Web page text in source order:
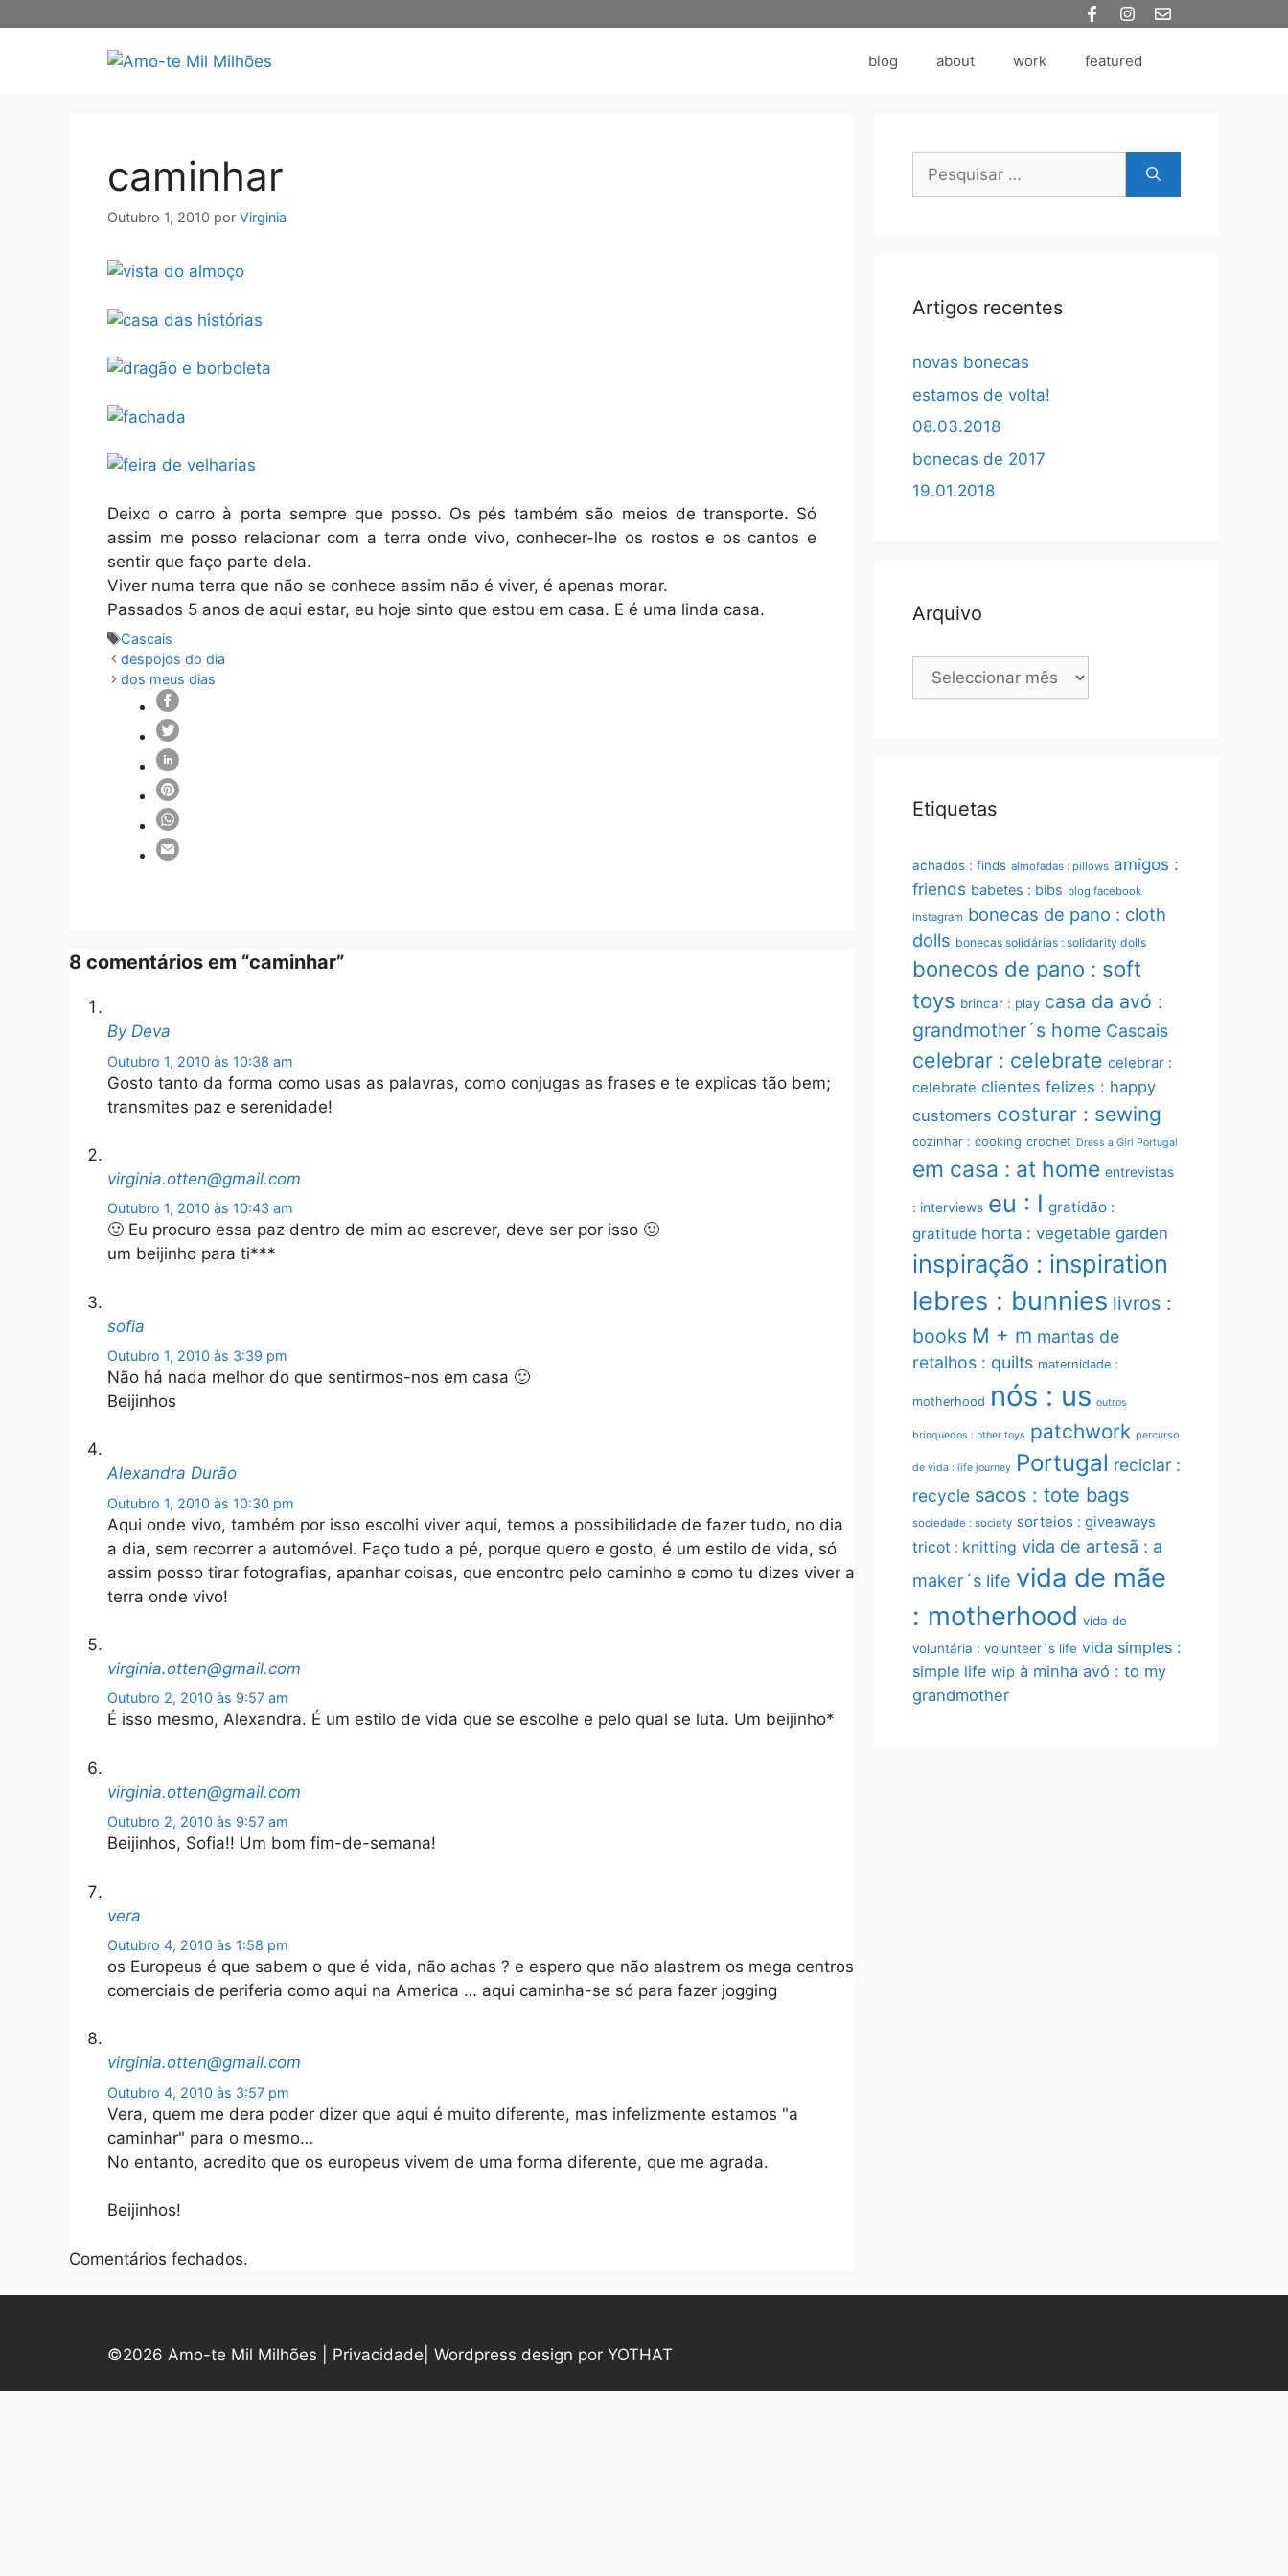
blog about work featured
caminhar
Outubro 1, 2010 por Virginia
Deixo o carro à porta sempre que posso. Os pés também são meios de transporte. Só
assim me posso relacionar com a terra onde vivo, conhecer-lhe os rostos e os cantos e
sentir que faço parte dela.
Viver numa terra que não se conhece assim não é viver, é apenas morar.
Passados 5 anos de aqui estar, eu hoje sinto que estou em casa. E é uma linda casa.
Etiquetas
Cascais
despojos do dia
dos meus dias
8 comentários em “caminhar”
By Deva
Outubro 1, 2010 às 10:38 am
Gosto tanto da forma como usas as palavras, como conjugas as frases e te explicas tão bem;
transmites paz e serenidade!
virginia.otten@gmail.com
Outubro 1, 2010 às 10:43 am
🙂 Eu procuro essa paz dentro de mim ao escrever, deve ser por isso 🙂
um beijinho para ti***
sofia
Outubro 1, 2010 às 3:39 pm
Não há nada melhor do que sentirmos-nos em casa 🙂
Beijinhos
Alexandra Durão
Outubro 1, 2010 às 10:30 pm
Aqui onde vivo, também por isso escolhi viver aqui, temos a possibilidade de fazer tudo, no dia
a dia, sem recorrer a automóvel. Faço tudo a pé, porque quero e gosto, é um estilo de vida, só
assim posso tirar fotografias, apanhar coisas, que encontro pelo caminho e como tu dizes viver a
terra onde vivo!
virginia.otten@gmail.com
Outubro 2, 2010 às 9:57 am
É isso mesmo, Alexandra. É um estilo de vida que se escolhe e pelo qual se luta. Um beijinho*
virginia.otten@gmail.com
Outubro 2, 2010 às 9:57 am
Beijinhos, Sofia!! Um bom fim-de-semana!
vera
Outubro 4, 2010 às 1:58 pm
os Europeus é que sabem o que é vida, não achas ? e espero que não alastrem os mega centros
comerciais de periferia como aqui na America … aqui caminha-se só para fazer jogging
virginia.otten@gmail.com
Outubro 4, 2010 às 3:57 pm
Vera, quem me dera poder dizer que aqui é muito diferente, mas infelizmente estamos "a
caminhar" para o mesmo…
No entanto, acredito que os europeus vivem de uma forma diferente, que me agrada.
Beijinhos!
Comentários fechados.
Pesquisar
Artigos recentes
novas bonecas
estamos de volta!
08.03.2018
bonecas de 2017
19.01.2018
Arquivo
Arquivo
Etiquetas
achados : finds almofadas : pillows amigos :
friends babetes : bibs blog facebook
instagram bonecas de pano : cloth
dolls bonecas solidárias : solidarity dolls
bonecos de pano : soft
toys brincar : play casa da avó :
grandmother´s home Cascais
celebrar : celebrate celebrar :
celebrate clientes felizes : happy
customers costurar : sewing
cozinhar : cooking crochet Dress a Girl Portugal
em casa : at home entrevistas
: interviews eu : I gratidão :
gratitude horta : vegetable garden
inspiração : inspiration
lebres : bunnies livros :
books M + m mantas de
retalhos : quilts maternidade :
motherhood nós : us outros
brinquedos : other toys patchwork percurso
de vida : life journey Portugal reciclar :
recycle sacos : tote bags
sociedade : society sorteios : giveaways
tricot : knitting vida de artesã : a
maker´s life vida de mãe
: motherhood vida de
voluntária : volunteer´s life vida simples :
simple life wip à minha avó : to my
grandmother
©2026 Amo-te Mil Milhões | Privacidade Wordpress design por YOTHAT